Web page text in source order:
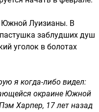
Южной Луизианы. В
заблудших душ
уголок в болотах
я когда-либо видел:
окраине Южной
Харпер, 17 лет назад